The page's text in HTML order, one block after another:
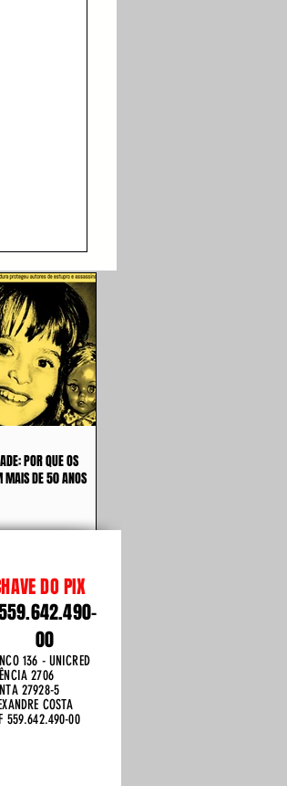
POR QUE OS
MAIS DE 50 ANOS
DO PIX
00
136 - UNICRED
2706
27928-5
COSTA
559.642.490-00